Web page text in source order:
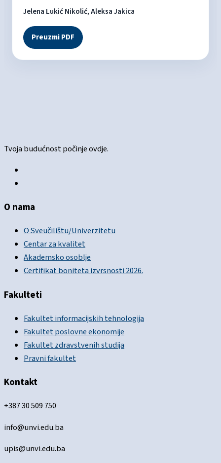
Jelena Lukić Nikolić, Aleksa Jakica
Preuzmi PDF
Tvoja budućnost počinje ovdje.
O nama
O Sveučilištu/Univerzitetu
Centar za kvalitet
Akademsko osoblje
Certifikat boniteta izvrsnosti 2026.
Fakulteti
Fakultet informacijskih tehnologija
Fakultet poslovne ekonomije
Fakultet zdravstvenih studija
Pravni fakultet
Kontakt
+387 30 509 750
info@unvi.edu.ba
upis@unvi.edu.ba